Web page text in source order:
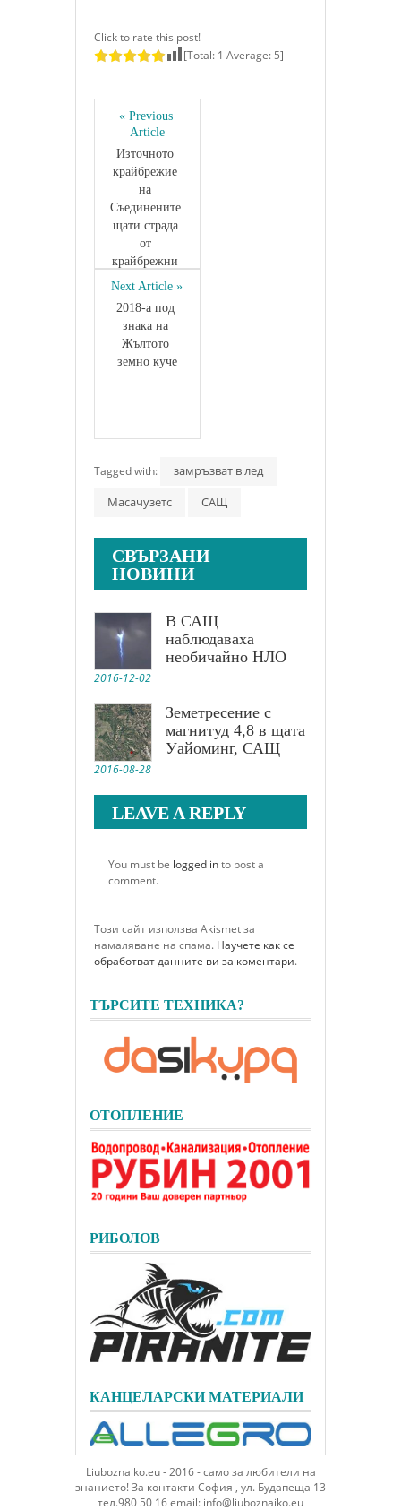
Click to rate this post!
[Total: 1 Average: 5]
« Previous
Article
Източното
крайбрежие
на
Съединените
щати страда
от
крайбрежни
наводнения
Next Article »
2018-а под
знака на
Жълтото
земно куче
Tagged with:
замръзват в лед
Масачузетс
САЩ
СВЪРЗАНИ
НОВИНИ
В САЩ
наблюдаваха
необичайно НЛО
2016-12-02
Земетресение с
магнитуд 4,8 в щата
Уайоминг, САЩ
2016-08-28
LEAVE A REPLY
You must be logged into post a
comment.
Този сайт използва Akismet за
намаляване на спама. Научете как се
обработват данните ви за коментари.
ТЪРСИТЕ ТЕХНИКА?
ОТОПЛЕНИЕ
РИБОЛОВ
КАНЦЕЛАРСКИ МАТЕРИАЛИ
Liuboznaiko.eu - 2016 - само за любители на
знанието! За контакти София , ул. Будапеща 13
тел.980 50 16 email: info@liuboznaiko.eu